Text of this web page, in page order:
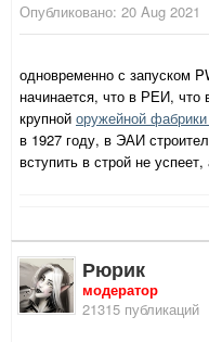
Опубликовано: 20 Aug 2021
одновременно с запуском
начинается, что в РЕИ, что
крупной оружейной
в 1927 году, в ЭАИ
вступить в строй не
Рюрик
модератор
21315 публикаций